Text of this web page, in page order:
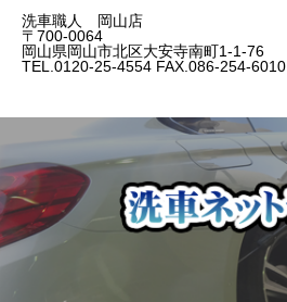
洗車職人 岡山店
〒700-0064
岡山県岡山市北区大安寺南町1-1-76
TEL.0120-25-4554 FAX.086-254-6010